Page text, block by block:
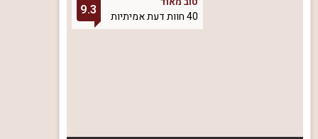
40 חוות דעת אמיתיות
9.3